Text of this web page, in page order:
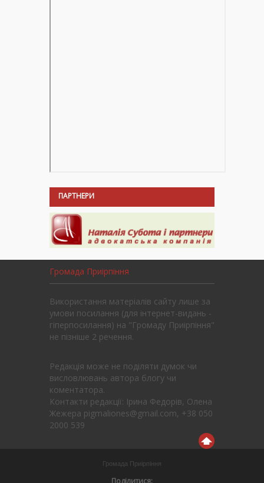
ПАРТНЕРИ
Громада Приірпіння
Використання матеріалів сайту лише за
умови посилання (для інтернет-видань -
гіперпосилання) на "Громаду Приірпіння"
не пізніше 2 речення.
Редакція може не поділяти думок чи
висловлювань автора блогу чи
коментатора.
Контакти редакції: Ірина Федорів, Олена
Жежера pigmaliones@gmail.com, +38 050
2000 539
Громада Приірпіння